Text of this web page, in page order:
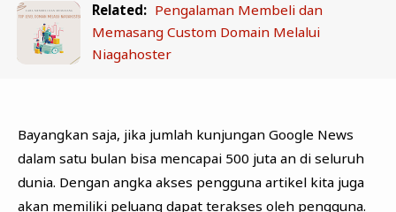
Related: Pengalaman Membeli dan
Memasang Custom Domain Melalui
Niagahoster
Bayangkan saja, jika jumlah kunjungan Google News
dalam satu bulan bisa mencapai 500 juta an di seluruh
dunia. Dengan angka akses pengguna artikel kita juga
akan memiliki peluang dapat terakses oleh pengguna.